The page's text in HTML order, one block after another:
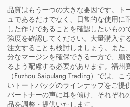
品質はもう一つの大きな要因です。ト
ュであるだけでなく、日常的な使用に
した作りであることを確認したいもの
強度を確認してください。大量購入す
注文することも検討しましょう。また
分なマージンを確保できる一方で、顧
るよう配慮する必要があります。福州
（Fuzhou Saipulang Trading）では、
いトートバッグのラインナップをご提
パートナーの声に耳を傾け、それぞれ
品を調整・提供いたします。